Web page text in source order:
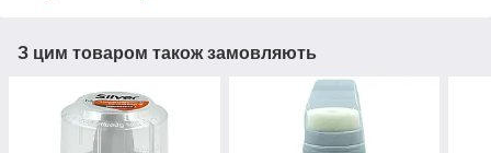
З цим товаром також замовляють